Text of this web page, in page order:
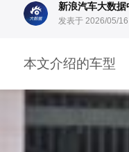
新浪汽车大数据
发表于 2026/05/
本文介绍的车型